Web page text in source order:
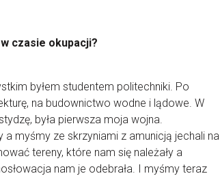
czasie okupacji?
byłem studentem politechniki. Po
na budownictwo wodne i lądowe. W
była pierwsza moja wojna.
a myśmy ze skrzyniami z amunicją jechali na
tereny, które nam się należały a
nam je odebrała. I myśmy teraz